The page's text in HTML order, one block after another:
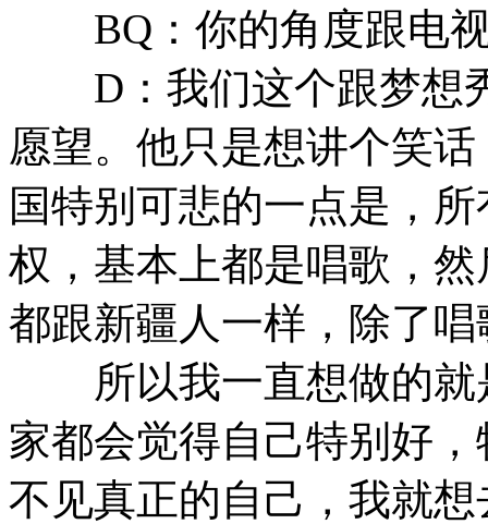
BQ：你的角度跟电视
D：我们这个跟梦想
愿望。他只是想讲个笑
国特别可悲的一点是，
权，基本上都是唱歌，
都跟新疆人一样，除了
所以我一直想做的就
家都会觉得自己特别好
不见真正的自己，我就